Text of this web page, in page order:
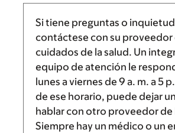
Si tiene preguntas o
contáctese con su proveedor
cuidados de la salud. Un
equipo de atención le
lunes a viernes de 9 a. m. a5
de ese horario, puede dejar
hablar con otro proveedor de
Siempre hay un médico o un